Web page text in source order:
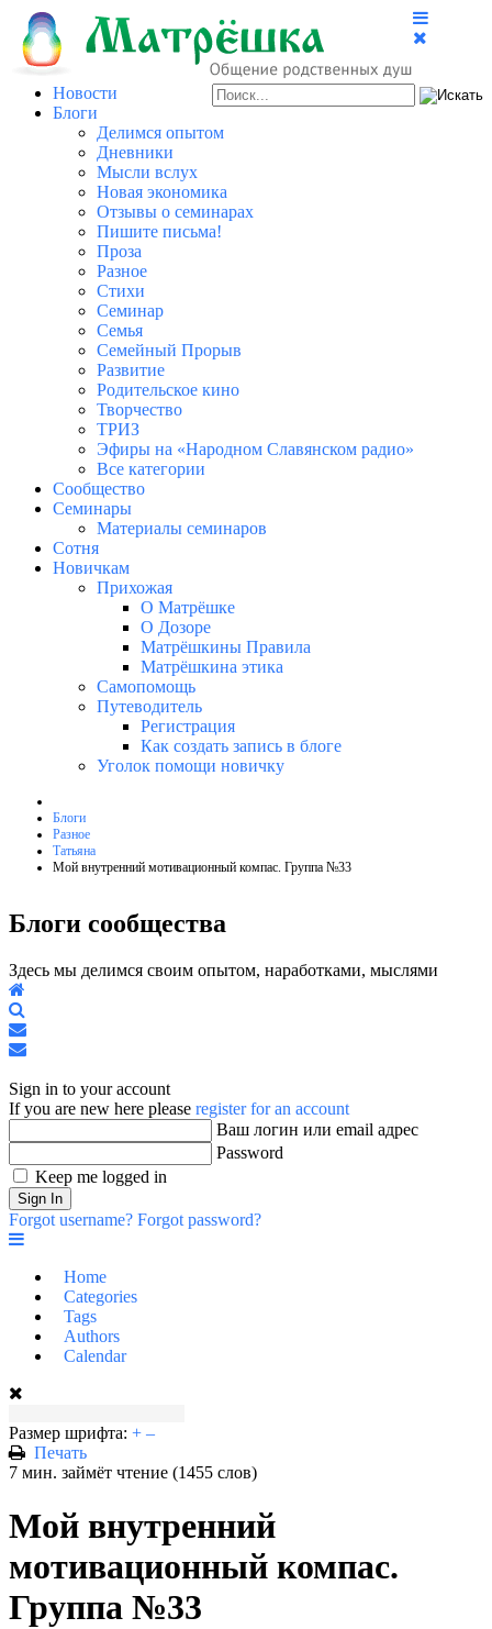
Новости
Блоги
Делимся опытом
Дневники
Мысли вслух
Новая экономика
Отзывы о семинарах
Пишите письма!
Проза
Разное
Стихи
Семинар
Семья
Семейный Прорыв
Развитие
Родительское кино
Творчество
ТРИЗ
Эфиры на «Народном Славянском радио»
Все категории
Сообщество
Семинары
Материалы семинаров
Сотня
Новичкам
Прихожая
О Матрёшке
О Дозоре
Матрёшкины Правила
Матрёшкина этика
Самопомощь
Путеводитель
Регистрация
Как создать запись в блоге
Уголок помощи новичку
Блоги
Разное
Татьяна
Мой внутренний мотивационный компас. Группа №33
Блоги сообщества
Здесь мы делимся своим опытом, наработками, мыслями
Подписаться
на
Отписаться
блога
In
Sign in to your account
If you are new here please register for an account
Ваш логин или email адрес
Password
Keep me logged in
Sign In
Forgot username? Forgot password?
Home
Categories
Tags
Authors
Calendar
Размер шрифта: + –
Печать
7 мин. займёт чтение (1455 слов)
Мой внутренний
мотивационный компас.
Группа №33